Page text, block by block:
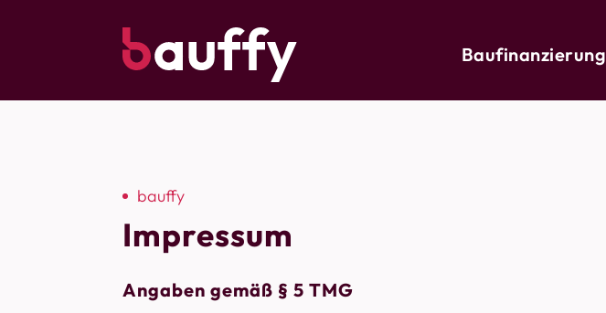
Baufinanzierung
bauffy
Impressum
Angaben gemäß § 5 TMG